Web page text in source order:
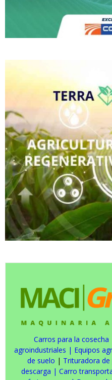
Carros para la cosecha
agroindustriales | Equipos
de suelo | Trituradora de
descarga | Carro